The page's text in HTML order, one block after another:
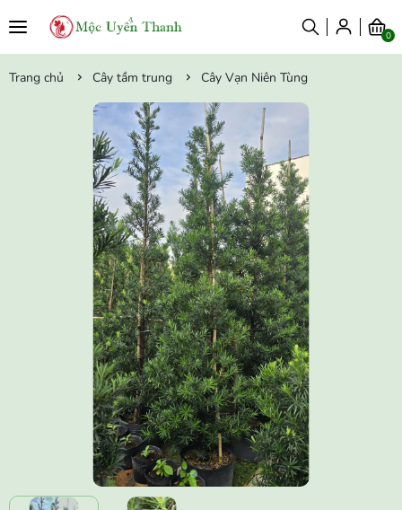
0
Trang chủ Cây tầm trung Cây Vạn Niên Tùng